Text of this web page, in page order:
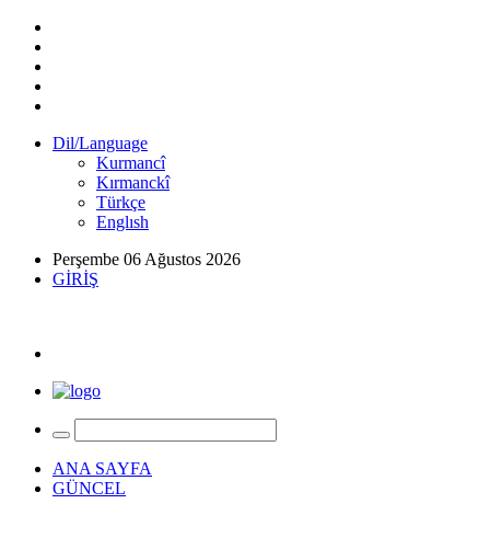
Dil/Language
Kurmancî
Kırmanckî
Türkçe
Englısh
Perşembe 06 Ağustos 2026
GİRİŞ
ANA SAYFA
GÜNCEL